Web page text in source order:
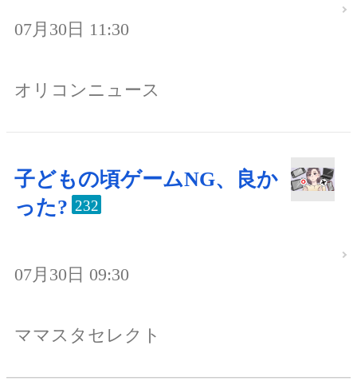
07月30日 11:30
オリコンニュース
子どもの頃ゲームNG、良か
った? 232
07月30日 09:30
ママスタセレクト